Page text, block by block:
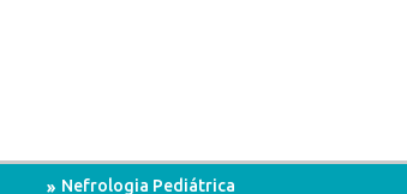
Nefrologia Pediátrica